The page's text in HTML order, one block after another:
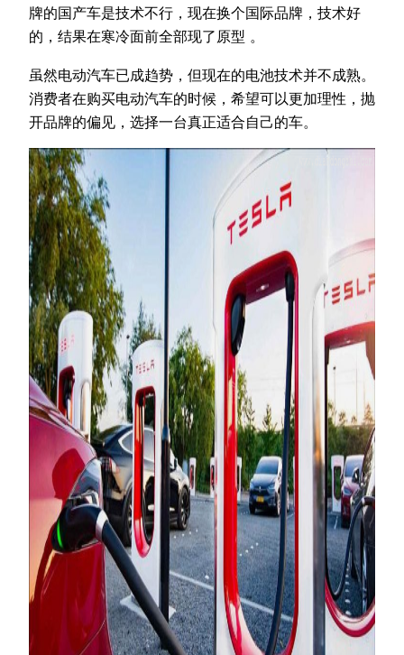
牌的国产车是技术不行，现在换个国际品牌，技术好
的，结果在寒冷面前全部现了原型 。
虽然电动汽车已成趋势，但现在的电池技术并不成熟。
消费者在购买电动汽车的时候，希望可以更加理性，抛
开品牌的偏见，选择一台真正适合自己的车。